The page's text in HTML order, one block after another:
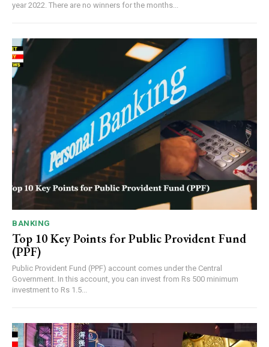
year 2022. There are no winners for the months...
BANKING
Top 10 Key Points for Public Provident Fund
(PPF)
Public Provident Fund (PPF) account comes under the Central
Government. In this account, you can invest from Rs 500 minimum
investment to Rs 1.5...